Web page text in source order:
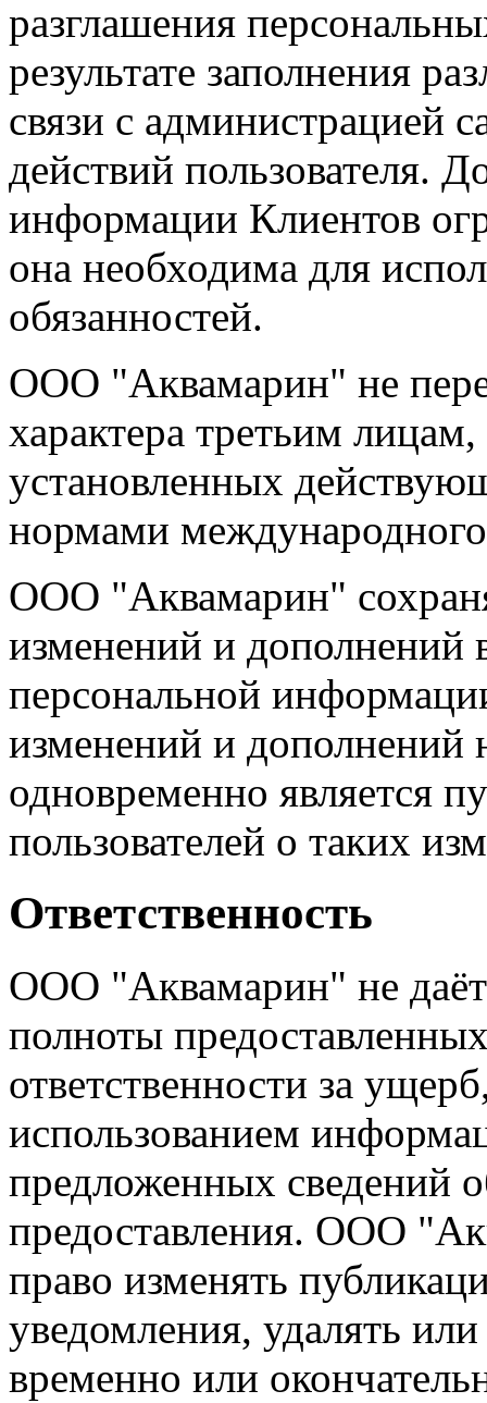
разглашения
результате заполнения
связи с администрацией
действий пользователя.
информации Клиентов
она необходима для
обязанностей.
ООО "Аквамарин" не
характера третьим
установленных
нормами
ООО "Аквамарин"
изменений и дополнений
персональной
изменений и дополнений
одновременно является
пользователей о таких
Ответственность
ООО "Аквамарин" не даёт
полноты
ответственности за
использованием
предложенных сведений
предоставления. ООО
право изменять
уведомления, удалять
временно или